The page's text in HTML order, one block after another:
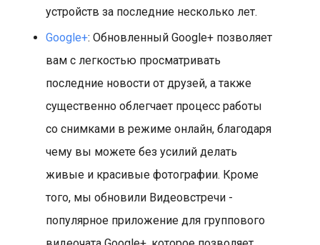
устройств за последние несколько лет.
Google+: Обновленный Google+ позволяет
вам с легкостью просматривать
последние новости от друзей, а также
существенно облегчает процесс работы
со снимками в режиме онлайн, благодаря
чему вы можете без усилий делать
живые и красивые фотографии. Кроме
того, мы обновили Видеовстречи -
популярное приложение для группового